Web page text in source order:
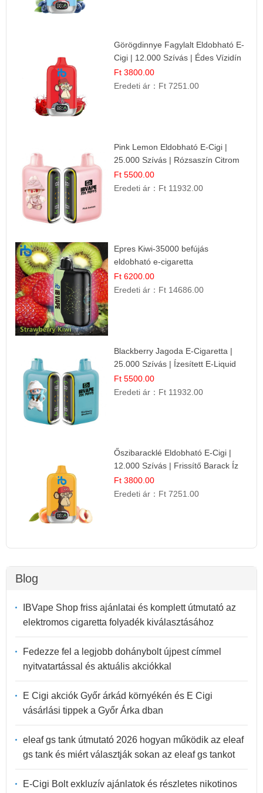
Görögdinnye Fagylalt Eldobható E-
Cigi | 12.000 Szívás | Édes Vízidín
Íz
Ft 3800.00
Eredeti ár： Ft 7251.00
Pink Lemon Eldobható E-Cigi |
25.000 Szívás | Rózsaszín Citrom
Íz
Ft 5500.00
Eredeti ár： Ft 11932.00
Epres Kiwi-35000 befújás
eldobható e-cigaretta
Ft 6200.00
Eredeti ár： Ft 14686.00
Blackberry Jagoda E-Cigaretta |
25.000 Szívás | Ízesített E-Liquid
Ft 5500.00
Eredeti ár： Ft 11932.00
Őszibaracklé Eldobható E-Cigi |
12.000 Szívás | Frissítő Barack Íz
Ft 3800.00
Eredeti ár： Ft 7251.00
Blog
IBVape Shop friss ajánlatai és komplett útmutató az
elektromos cigaretta folyadék kiválasztásához
Fedezze fel a legjobb dohánybolt újpest címmel
nyitvatartással és aktuális akciókkal
E Cigi akciók Győr árkád környékén és E Cigi
vásárlási tippek a Győr Árka dban
eleaf gs tank útmutató 2026 hogyan működik az eleaf
gs tank és miért választják sokan az eleaf gs tankot
E-Cigi Bolt exkluzív ajánlatok és részletes nikotinos